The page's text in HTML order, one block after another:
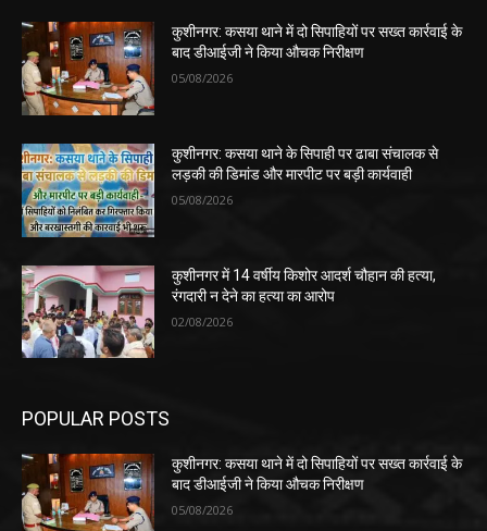
कुशीनगर: कसया थाने में दो सिपाहियों पर सख्त कार्रवाई के
बाद डीआईजी ने किया औचक निरीक्षण
05/08/2026
कुशीनगर: कसया थाने के सिपाही पर ढाबा संचालक से
लड़की की डिमांड और मारपीट पर बड़ी कार्यवाही
05/08/2026
कुशीनगर में 14 वर्षीय किशोर आदर्श चौहान की हत्या,
रंगदारी न देने का हत्या का आरोप
02/08/2026
POPULAR POSTS
कुशीनगर: कसया थाने में दो सिपाहियों पर सख्त कार्रवाई के
बाद डीआईजी ने किया औचक निरीक्षण
05/08/2026